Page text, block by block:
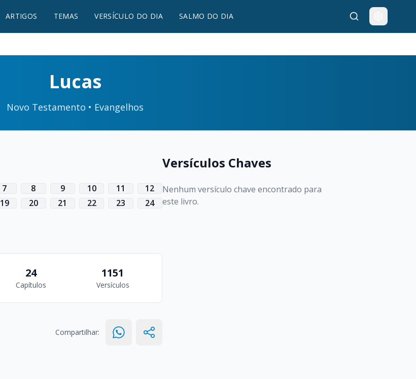
ARTIGOS TEMAS VERSÍCULO DO DIA SALMO DO DIA
Lucas
Novo Testamento • Evangelhos
7 8 9 10 11
12
19 20 21 22 23 24
24
Capítulos
1151
Versículos
Compartilhar:
Versículos Chaves
Nenhum versículo chave encontrado para
este livro.